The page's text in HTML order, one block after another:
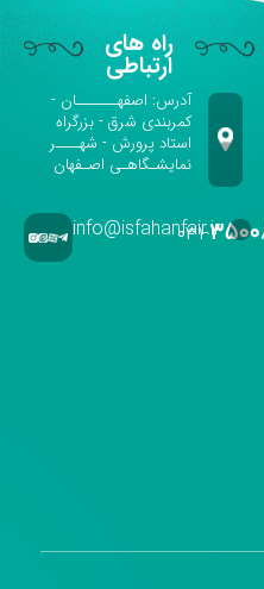
راه های
ارتباطی
آدرس: اصفهـــــــان -
کمربندی شرق - بزرگراه
استاد پرورش - شهــــر
نمایشـگاهـی اصـفهان
۰۳۱-
info@isfahanfair.ir